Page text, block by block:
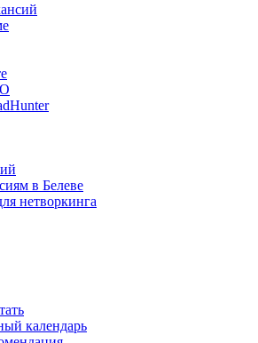
в Белеве
нетворкинга
календарь